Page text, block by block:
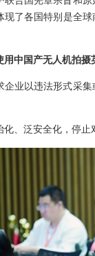
了各国特别是全
中国产无人机拍
业以违法形式采
、泛安全化，停